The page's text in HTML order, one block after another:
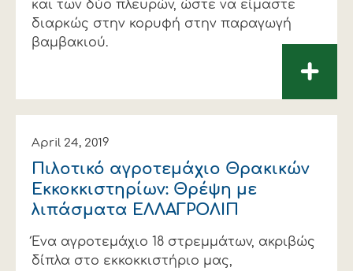
και των δύο πλευρών, ώστε να είμαστε
διαρκώς στην κορυφή στην παραγωγή
βαμβακιού.
+
April 24, 2019
Πιλοτικό αγροτεμάχιο Θρακικών
Εκκοκκιστηρίων: Θρέψη με
λιπάσματα ΕΛΛΑΓΡΟΛΙΠ
Ένα αγροτεμάχιο 18 στρεμμάτων, ακριβώς
δίπλα στο εκκοκκιστήριο μας,